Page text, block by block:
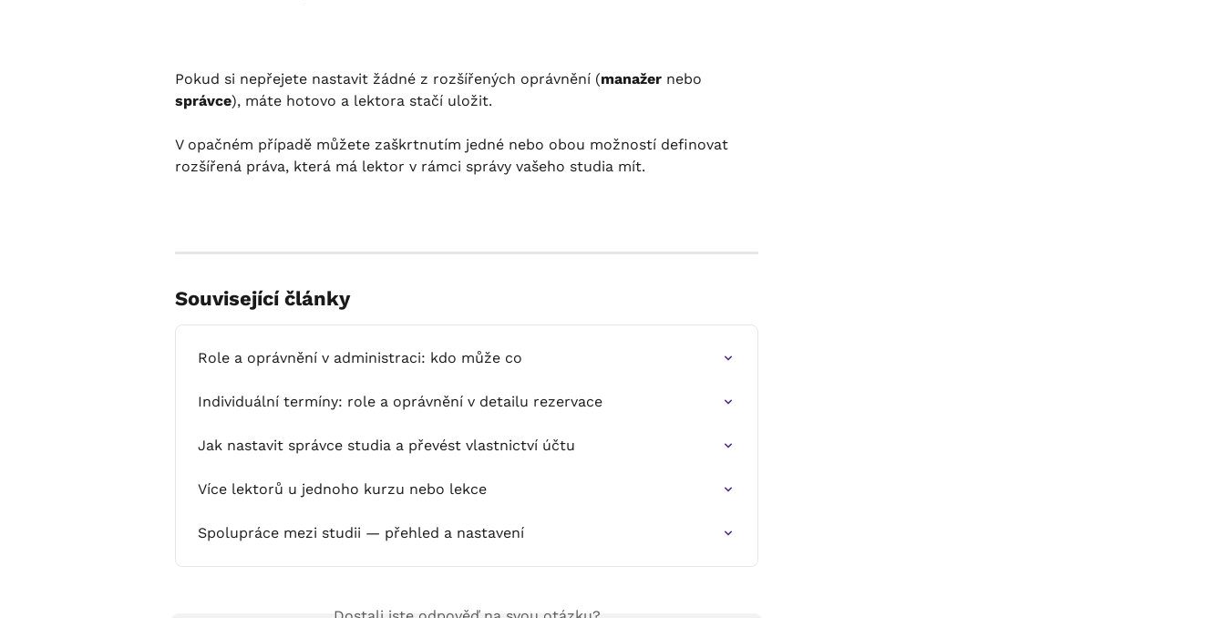
Pokud si nepřejete nastavit žádné z rozšířených oprávnění (manažer nebo
správce), máte hotovo a lektora stačí uložit.
V opačném případě můžete zaškrtnutím jedné nebo obou možností definovat
rozšířená práva, která má lektor v rámci správy vašeho studia mít.
Související články
Role a oprávnění v administraci: kdo může co
Individuální termíny: role a oprávnění v detailu rezervace
Jak nastavit správce studia a převést vlastnictví účtu
Více lektorů u jednoho kurzu nebo lekce
Spolupráce mezi studii — přehled a nastavení